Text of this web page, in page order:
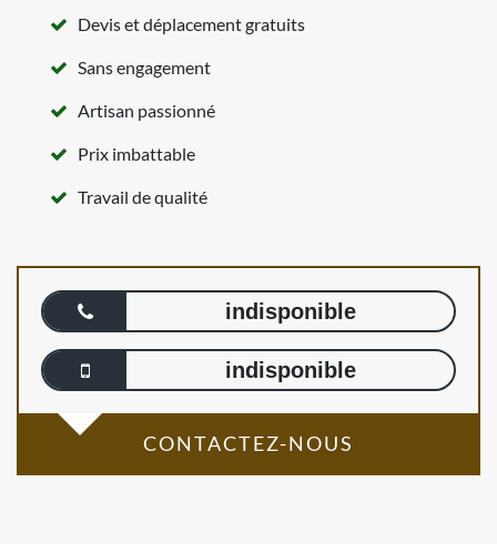
Devis et déplacement gratuits
Sans engagement
Artisan passionné
Prix imbattable
Travail de qualité
indisponible
indisponible
CONTACTEZ-NOUS